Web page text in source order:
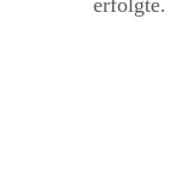
erfolgte.